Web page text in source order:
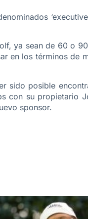
ya sean de 60 o
en los términos de
sido posible
con su propietario
sponsor.